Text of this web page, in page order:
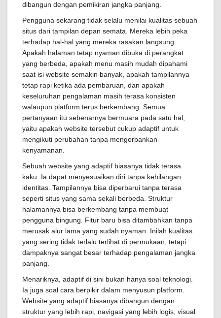
dibangun dengan pemikiran jangka panjang.
Pengguna sekarang tidak selalu menilai kualitas sebuah
situs dari tampilan depan semata. Mereka lebih peka
terhadap hal-hal yang mereka rasakan langsung.
Apakah halaman tetap nyaman dibuka di perangkat
yang berbeda, apakah menu masih mudah dipahami
saat isi website semakin banyak, apakah tampilannya
tetap rapi ketika ada pembaruan, dan apakah
keseluruhan pengalaman masih terasa konsisten
walaupun platform terus berkembang. Semua
pertanyaan itu sebenarnya bermuara pada satu hal,
yaitu apakah website tersebut cukup adaptif untuk
mengikuti perubahan tanpa mengorbankan
kenyamanan.
Sebuah website yang adaptif biasanya tidak terasa
kaku. Ia dapat menyesuaikan diri tanpa kehilangan
identitas. Tampilannya bisa diperbarui tanpa terasa
seperti situs yang sama sekali berbeda. Struktur
halamannya bisa berkembang tanpa membuat
pengguna bingung. Fitur baru bisa ditambahkan tanpa
merusak alur lama yang sudah nyaman. Inilah kualitas
yang sering tidak terlalu terlihat di permukaan, tetapi
dampaknya sangat besar terhadap pengalaman jangka
panjang.
Menariknya, adaptif di sini bukan hanya soal teknologi.
Ia juga soal cara berpikir dalam menyusun platform.
Website yang adaptif biasanya dibangun dengan
struktur yang lebih rapi, navigasi yang lebih logis, visual